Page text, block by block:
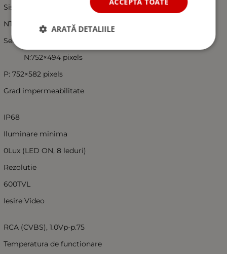
Sistem Video
NTSC
Senzor rezolutie
N:752×494 pixels
P: 752×582 pixels
Grad impermeabilitate
IP68
Iluminare minima
0Lux (LED ON, 8 leduri)
Rezolutie
600TVL
Iesire Video
RCA (CVBS), 1.0Vp-p.75
Temperatura de functionare
ARATĂ DETALIILE